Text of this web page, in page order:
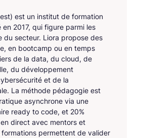
est un institut de formation
2017, qui figure parmi les
du secteur. Liora propose des
en bootcamp ou en temps
de la data, du cloud, de
du développement
et de la
La méthode pédagogie est
asynchrone via une
ready to code, et 20%
direct avec mentors et
permettent de valider